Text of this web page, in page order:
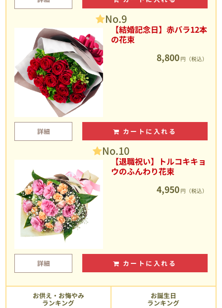
No.9
【結婚記念日】赤バラ12本
の花束
8,800 円（税込）
詳細 カートに入れる
No.10
【退職祝い】トルコキキョ
ウのふんわり花束
4,950 円（税込）
詳細 カートに入れる
お供え・お悔やみ
ランキング
お誕生日
ランキング